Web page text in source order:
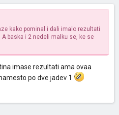
kako pominal i dali imalo rezultati
baska i 2 nedeli malku se, ke se
imase rezultati ama ovaa
po dve jadev 1